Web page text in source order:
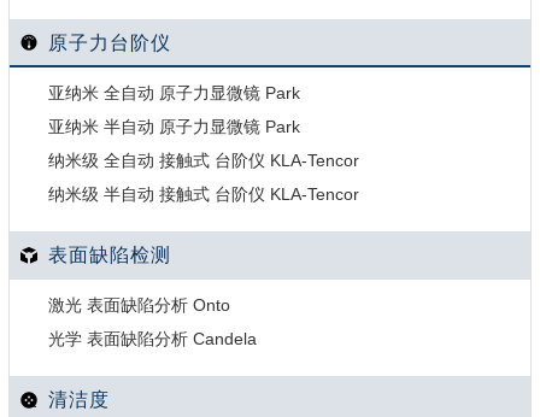
原子力台阶仪
亚纳米 全自动 原子力显微镜 Park
亚纳米 半自动 原子力显微镜 Park
纳米级 全自动 接触式 台阶仪 KLA-Tencor
纳米级 半自动 接触式 台阶仪 KLA-Tencor
表面缺陷检测
激光 表面缺陷分析 Onto
光学 表面缺陷分析 Candela
清洁度